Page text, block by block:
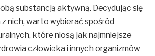
substancją aktywną. Decydując się
z nich, warto wybierać spośród
które niosą jak najmniejsze
człowieka i innych organizmów